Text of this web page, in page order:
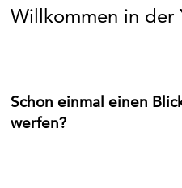
Willkommen in der
Schon einmal einen
werfen?